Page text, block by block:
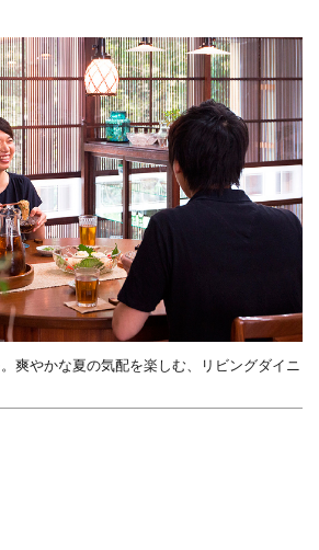
爽やかな夏の気配を楽しむ、リビングダイニ